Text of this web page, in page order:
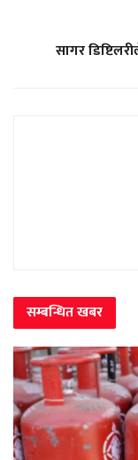
सागर
सम्बन्धितखबर